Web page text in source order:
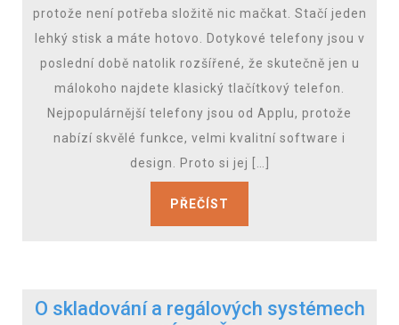
protože není potřeba složitě nic mačkat. Stačí jeden
lehký stisk a máte hotovo. Dotykové telefony jsou v
poslední době natolik rozšířené, že skutečně jen u
málokoho najdete klasický tlačítkový telefon.
Nejpopulárnější telefony jsou od Applu, protože
nabízí skvělé funkce, velmi kvalitní software i
design. Proto si jej […]
PŘEČÍST
O skladování a regálových systémech